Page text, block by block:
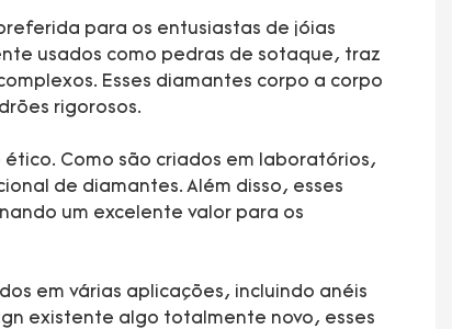
para os entusiastas de jóias
usados ​​como pedras de sotaque, traz
Esses diamantes corpo a corpo
rigorosos.
Como são criados em laboratórios,
de diamantes. Além disso, esses
um excelente valor para os
​​em várias aplicações, incluindo anéis
existente algo totalmente novo, esses